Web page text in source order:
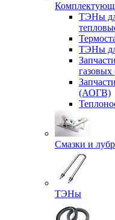
ТЭНы
ТЭНы
(АОГВ)
Смазки и
ТЭНы